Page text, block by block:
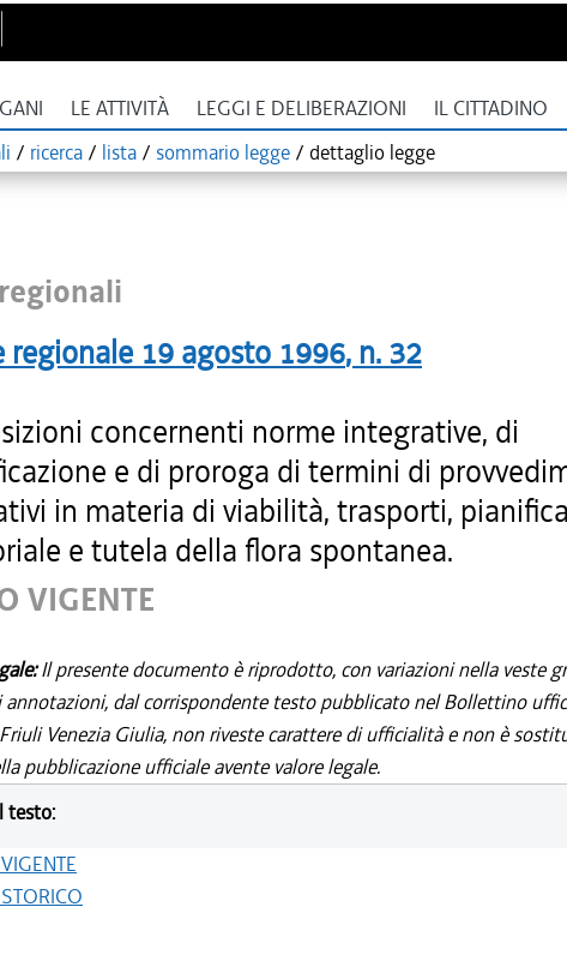
LE ATTIVITÀ LEGGI E DELIBERAZIONI IL CITTADINO
/ ricerca / lista / sommario legge / dettaglio legge
regionale 19 agosto 1996, n. 32
concernenti norme integrative, di
e di proroga di termini di
in materia di viabilità, trasporti,
e tutela della flora spontanea.
VIGENTE
Il presente documento è riprodotto, con variazioni nella veste
annotazioni, dal corrispondente testo pubblicato nel Bollettino
Venezia Giulia, non riveste carattere di ufficialità e non è
pubblicazione ufficiale avente valore legale.
testo: